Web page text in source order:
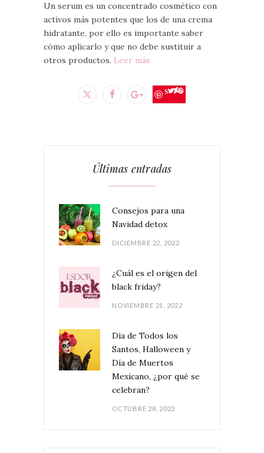
Un serum es un concentrado cosmético con
activos más potentes que los de una crema
hidratante, por ello es importante saber
cómo aplicarlo y que no debe sustituir a
otros productos. Leer más
Save
Últimas entradas
Consejos para una
Navidad detox
DICIEMBRE 22, 2022
¿Cuál es el origen del
black friday?
NOVIEMBRE 21, 2022
Día de Todos los
Santos, Halloween y
Día de Muertos
Mexicano, ¿por qué se
celebran?
OCTUBRE 28, 2022